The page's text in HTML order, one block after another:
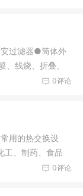
过滤器●筒体外
线烧、折叠、
0评论
用的热交换设
工、制药、食品
0评论